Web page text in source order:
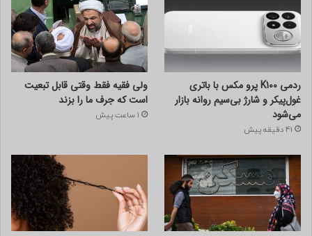
ردمی K100 پرو مکس با باتری
غول‌پیکر و شارژ بی‌سیم روانه بازار
می‌شود
41 دقیقه پیش
ولی فقیه فقط وقتی قابل تبعیت
است که جرف ما را بزند
1 ساعت پیش